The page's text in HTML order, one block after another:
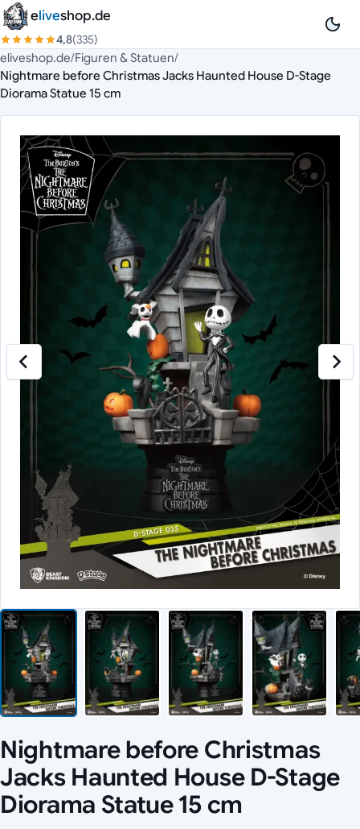
Zum Inhalt springen
eliveshop.de
4,8(335)
eliveshop.de/Figuren & Statuen/
Nightmare before Christmas Jacks Haunted House D-Stage
Diorama Statue 15 cm
Nightmare before Christmas
Jacks Haunted House D-Stage
Diorama Statue 15 cm